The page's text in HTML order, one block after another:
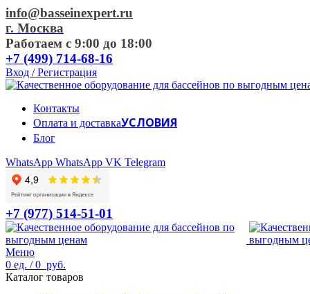
info@basseinexpert.ru
г. Москва
Работаем с 9:00 до 18:00
+7 (499) 714-68-16
Вход / Регистрация
Контакты
Оплата и доставкаУСЛОВИЯ
Блог
WhatsApp WhatsApp VK Telegram
+7 (977) 514-51-01
Меню
0 ед. / 0 руб.
Каталог товаров